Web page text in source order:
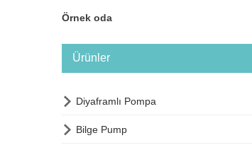
Örnek oda
Ürünler
 Diyaframlı Pompa
 Bilge Pump